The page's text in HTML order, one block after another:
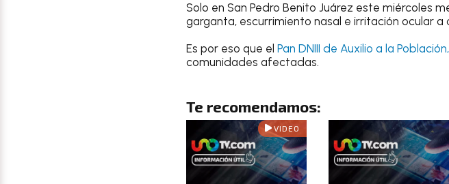
Solo en San Pedro Benito Juárez este miércoles
garganta, escurrimiento nasal e irritación ocular a
Es por eso que el Pan DNIII de Auxilio a la Población,
comunidades afectadas.
Te recomendamos:
VIDEO